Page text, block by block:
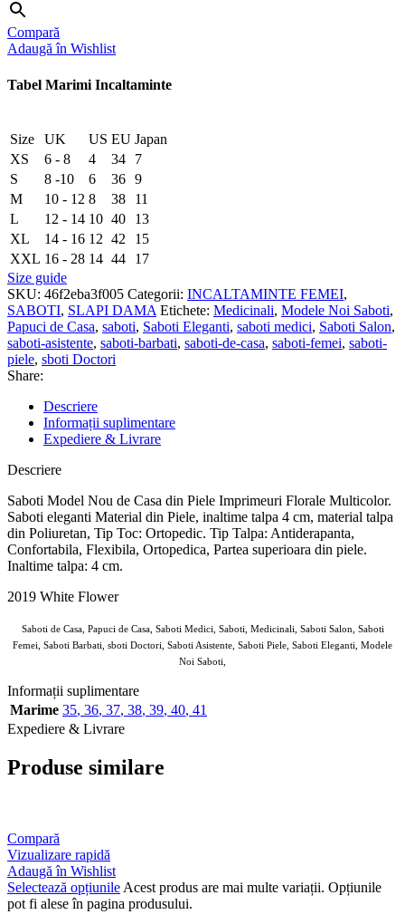
Compară
Adaugă în Wishlist
Tabel Marimi Incaltaminte
Size UK US EU Japan
XS
6 - 8 4 34
7
S
8 -10 6 36 9
M
10 - 12 8 38
11
L
12 - 14 10 40
13
XL
14 - 16 12 42
15
XXL 16 - 28 14 44
17
Size guide
SKU: 46f2eba3f005 Categorii: INCALTAMINTE FEMEI,
SABOTI, SLAPI DAMA Etichete: Medicinali, Modele Noi Saboti,
Papuci de Casa, saboti, Saboti Eleganti, saboti medici, Saboti Salon,
saboti-asistente, saboti-barbati, saboti-de-casa, saboti-femei, saboti-
piele, sboti Doctori
Share:
Descriere
Informații suplimentare
Expediere & Livrare
Descriere
Saboti Model Nou de Casa din Piele Imprimeuri Florale Multicolor.
Saboti eleganti Material din Piele, inaltime talpa 4 cm, material talpa
din Poliuretan, Tip Toc: Ortopedic. Tip Talpa: Antiderapanta,
Confortabila, Flexibila, Ortopedica, Partea superioara din piele.
Inaltime talpa: 4 cm.
2019 White Flower
Saboti de Casa, Papuci de Casa, Saboti Medici, Saboti, Medicinali, Saboti Salon, Saboti
Femei, Saboti Barbati, sboti Doctori, Saboti Asistente, Saboti Piele, Saboti Eleganti, Modele
Noi Saboti,
Informații suplimentare
Marime 35, 36, 37, 38, 39, 40, 41
Expediere & Livrare
Produse similare
Compară
Vizualizare rapidă
Adaugă în Wishlist
Selectează opțiunile Acest produs are mai multe variații. Opțiunile
pot fi alese în pagina produsului.